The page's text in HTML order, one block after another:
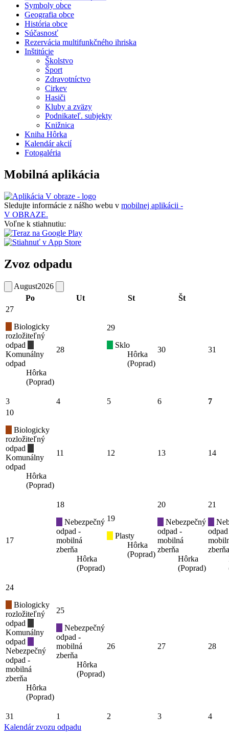
Symboly obce
Geografia obce
História obce
Súčasnosť
Rezervácia multifunkčného ihriska
Inštitúcie
Školstvo
Šport
Zdravotníctvo
Cirkev
Hasiči
Kluby a zväzy
Podnikateľ. subjekty
Knižnica
Kniha Hôrka
Kalendár akcií
Fotogaléria
Mobilná aplikácia
Sledujte informácie z nášho webu v mobilnej aplikácii -
V OBRAZE.
Voľne k stiahnutiu:
Zvoz odpadu
August2026
Po
Ut St Št
27
Biologicky
rozložiteľný
odpad
Komunálny
odpad
Hôrka
(Poprad)
28
29
Sklo
Hôrka
(Poprad)
30 31
3 4 5 6
7
10
Biologicky
rozložiteľný
odpad
Komunálny
odpad
Hôrka
(Poprad)
11 12 13 14
17
18
Nebezpečný
odpad -
mobilná
zberňa
Hôrka
(Poprad)
19
Plasty
Hôrka
(Poprad)
20
Nebezpečný
odpad -
mobilná
zberňa
Hôrka
(Poprad)
21
zberňa
24
Biologicky
rozložiteľný
odpad
Komunálny
odpad
Nebezpečný
odpad -
mobilná
zberňa
Hôrka
(Poprad)
25
Nebezpečný
odpad -
mobilná
zberňa
Hôrka
(Poprad)
26 27 28
31 1 2 3
4
Kalendár zvozu odpadu